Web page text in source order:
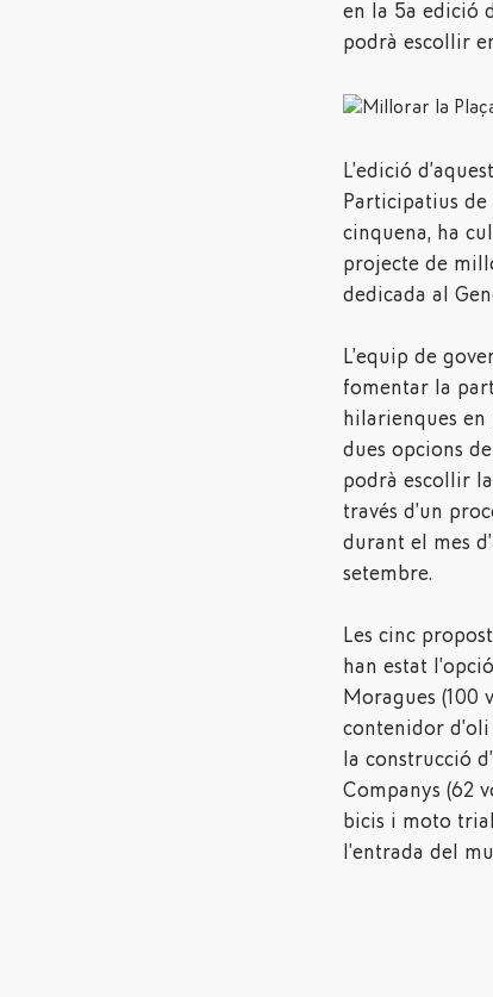
en la 5a edició
podrà escollir
L’edició
Participatius
cinquena, ha
projecte de
dedicada al
L’equip de
fomentar la
hilarienques
dues opcions
podrà escollir
través d’un
durant el mes
setembre.
Les cinc
han estat
Moragues (100
contenidor
la construcció
Companys (62
bicis i moto
l’entrada del